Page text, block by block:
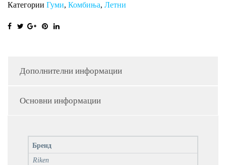
Категории Гуми, Комбиња, Летни
Дополнителни информации
Основни информации
Бренд
Riken